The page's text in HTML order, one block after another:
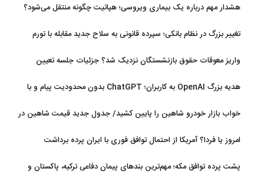
هشدار مهم درباره یک بیماری ویروسی؛ هپاتیت چگونه منتقل می‌شود؟
تغییر بزرگ در نظام بانکی؛ سپرده قانونی به سلاح جدید مقابله با تورم
واریز معوقات حقوق بازنشستگان نزدیک شد؟ جزئیات جلسه تعیین
هدیه بزرگ OpenAI به کاربران؛ ChatGPT بدون محدودیت پیام و با
خواب بازار خودرو شاهین را پایین کشید/ جدول جدید قیمت شاهین در
امروز یا فردا؟ آمریکا از احتمال توافق فوری با ایران پرده برداشت
پشت پرده توافق مکه؛ مهم‌ترین بندهای پیمان دفاعی ترکیه، پاکستان و